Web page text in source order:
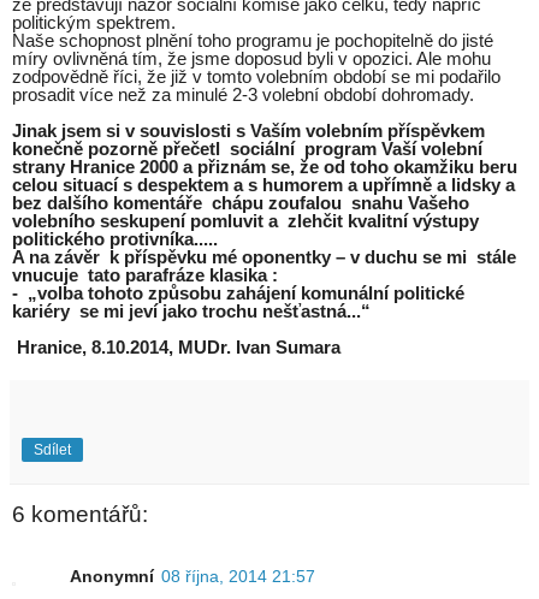
politickým spektrem.
Naše schopnost plnění toho programu je pochopitelně do jisté
míry ovlivněná tím, že jsme doposud byli v opozici. Ale mohu
zodpovědně říci, že již v tomto volebním období se mi podařilo
prosadit více než za minulé 2-3 volební období dohromady.
Jinak jsem si v souvislosti s Vaším volebním příspěvkem
konečně pozorně přečetl sociální program Vaší volební
strany Hranice 2000 a přiznám se, že od toho okamžiku beru
celou situací s despektem a s humorem a upřímně a lidsky a
bez dalšího komentáře chápu zoufalou snahu Vašeho
volebního seskupení pomluvit a zlehčit kvalitní výstupy
politického protivníka.....
A na závěr k příspěvku mé oponentky – v duchu se mi stále
vnucuje tato parafráze klasika :
- „volba tohoto způsobu zahájení komunální politické
kariéry se mi jeví jako trochu nešťastná...“
Hranice, 8.10.2014, MUDr. Ivan Sumara
Sdílet
6 komentářů:
Anonymní 08 října, 2014 21:57